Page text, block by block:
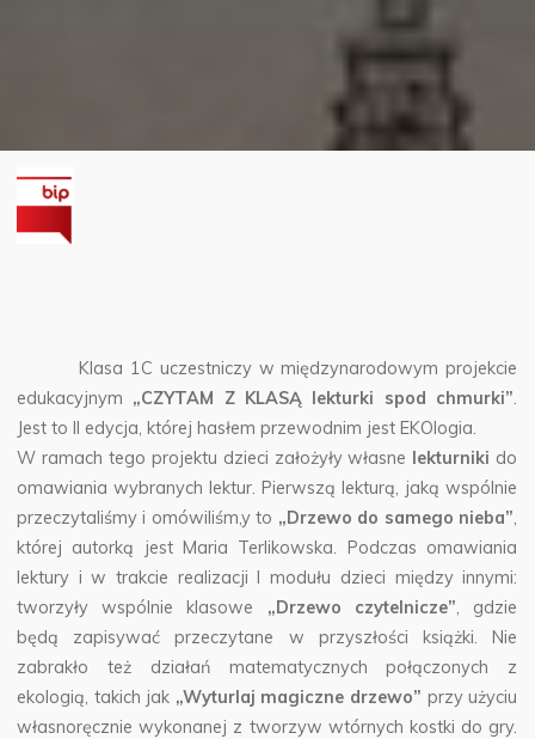
Klasa 1C uczestniczy w międzynarodowym projekcie
edukacyjnym „CZYTAM Z KLASĄ lekturki spod chmurki”.
Jest to II edycja, której hasłem przewodnim jest EKOlogia.
W ramach tego projektu dzieci założyły własne lekturniki do
omawiania wybranych lektur. Pierwszą lekturą, jaką wspólnie
przeczytaliśmy i omówiliśm,y to „Drzewo do samego nieba”,
której autorką jest Maria Terlikowska.Podczas omawiania
lektury i w trakcie realizacji I modułu dzieci między innymi:
tworzyły wspólnie klasowe
„Drzewo czytelnicze”, gdzie
będą zapisywać przeczytane w przyszłości książki. Nie
zabrakło też działań matematycznych połączonych z
ekologią, takich jak „Wyturlaj magiczne drzewo” przy użyciu
własnoręcznie wykonanej z tworzyw wtórnych kostki do gry.